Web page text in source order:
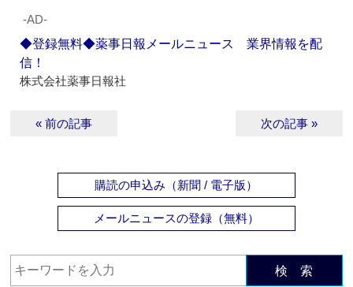
‐AD‐
◆登録無料◆薬事日報メールニュース 業界情報を配
信！
株式会社薬事日報社
« 前の記事 次の記事 »
購読の申込み（新聞 / 電子版）
メールニュースの登録（無料）
検 索